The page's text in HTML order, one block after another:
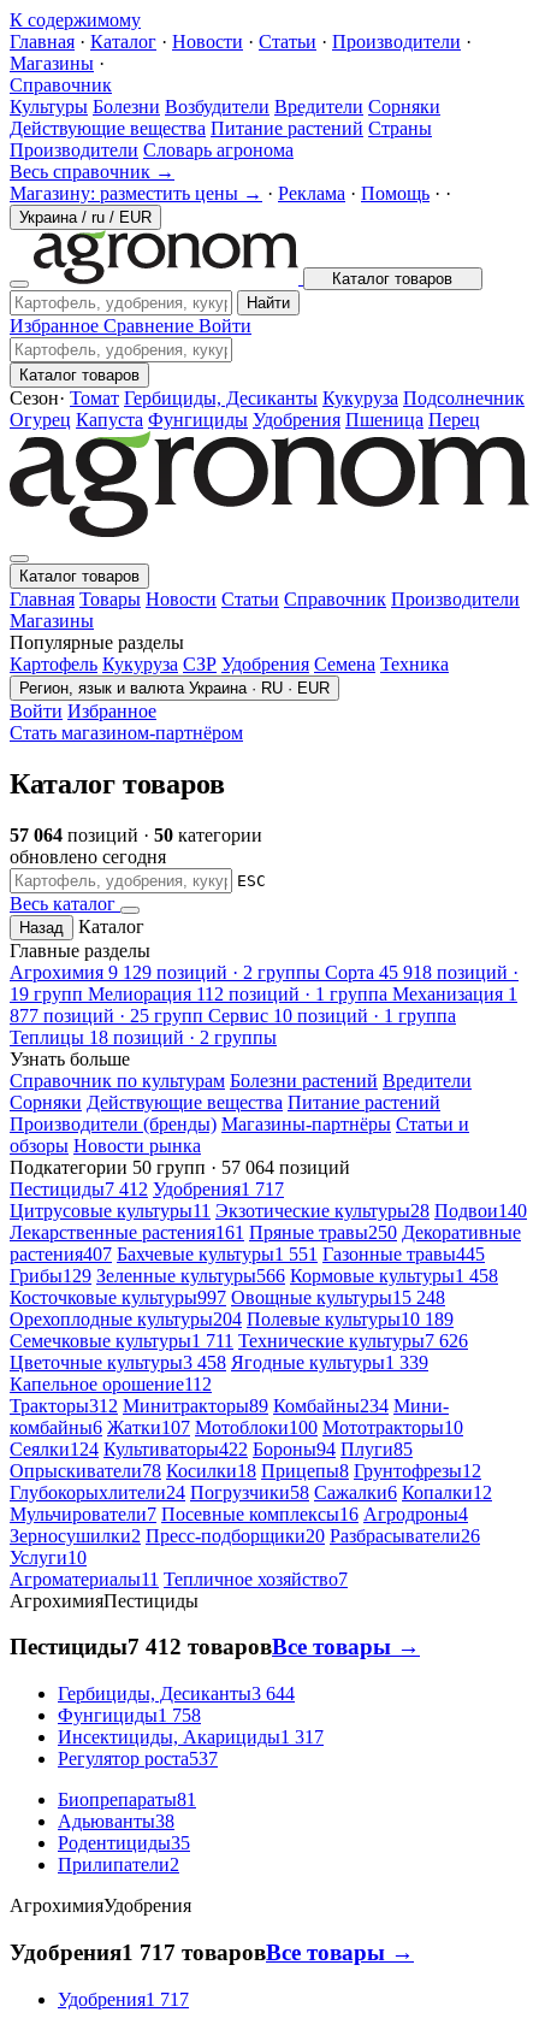
К содержимому
Главная · Каталог · Новости · Статьи · Производители ·
Магазины ·
Справочник
Культуры Болезни Возбудители Вредители Сорняки
Действующие вещества Питание растений Страны
Производители Словарь агронома
Весь справочник →
Магазину: разместить цены → · Реклама · Помощь · ·
Украина / ru / EUR
Каталог товаров
Найти
Избранное Сравнение Войти
Каталог товаров
Сезон· Томат Гербициды, Десиканты Кукуруза Подсолнечник
Огурец Капуста Фунгициды Удобрения Пшеница Перец
Каталог товаров
Главная Товары Новости Статьи Справочник Производители
Магазины
Популярные разделы
Картофель Кукуруза СЗР Удобрения Семена Техника
Регион, язык и валюта Украина · RU · EUR
Войти Избранное
Стать магазином-партнёром
Каталог товаров
57 064 позиций · 50 категории
обновлено сегодня
ESC
Весь каталог
Назад
Каталог
Главные разделы
Агрохимия 9 129 позиций · 2 группы Сорта 45 918 позиций ·
19 групп Мелиорация 112 позиций · 1 группа Механизация 1
877 позиций · 25 групп Сервис 10 позиций · 1 группа
Теплицы 18 позиций · 2 группы
Узнать больше
Справочник по культурам Болезни растений Вредители
Сорняки Действующие вещества Питание растений
Производители (бренды) Магазины-партнёры Статьи и
обзоры Новости рынка
Подкатегории 50 групп · 57 064 позиций
Пестициды7 412 Удобрения1 717
Цитрусовые культуры11 Экзотические культуры28 Подвои140
Лекарственные растения161 Пряные травы250 Декоративные
растения407 Бахчевые культуры1 551 Газонные травы445
Грибы129 Зеленные культуры566 Кормовые культуры1 458
Косточковые культуры997 Овощные культуры15 248
Орехоплодные культуры204 Полевые культуры10 189
Семечковые культуры1 711 Технические культуры7 626
Цветочные культуры3 458 Ягодные культуры1 339
Капельное орошение112
Тракторы312 Минитракторы89 Комбайны234 Мини-
комбайны6 Жатки107 Мотоблоки100 Мототракторы10
Сеялки124 Культиваторы422 Бороны94 Плуги85
Опрыскиватели78 Косилки18 Прицепы8 Грунтофрезы12
Глубокорыхлители24 Погрузчики58 Сажалки6 Копалки12
Мульчирователи7 Посевные комплексы16 Агродроны4
Зерносушилки2 Пресс-подборщики20 Разбрасыватели26
Услуги10
Агроматериалы11 Тепличное хозяйство7
АгрохимияПестициды
Пестициды7 412 товаровВсе товары →
Гербициды, Десиканты3 644
Фунгициды1 758
Инсектициды, Акарициды1 317
Регулятор роста537
Биопрепараты81
Адьюванты38
Родентициды35
Прилипатели2
АгрохимияУдобрения
Удобрения1 717 товаровВсе товары →
Удобрения1 717